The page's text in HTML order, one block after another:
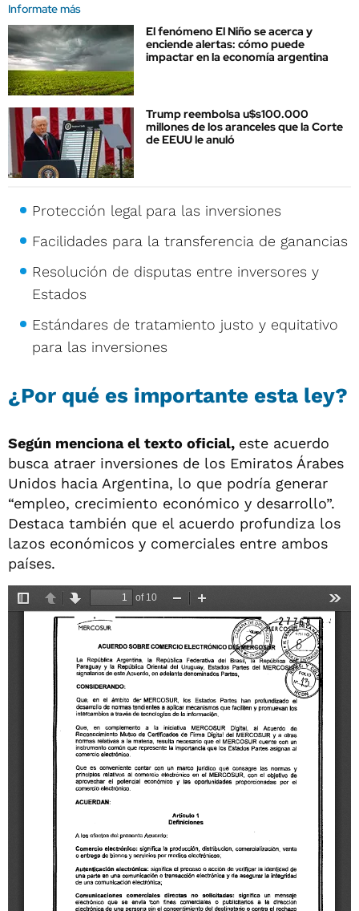
Informate más
El fenómeno El Niño se acerca y
enciende alertas: cómo puede
impactar en la economía argentina
Trump reembolsa u$s100.000
millones de los aranceles que la Corte
de EEUU le anuló
Protección legal para las inversiones
Facilidades para la transferencia de ganancias
Resolución de disputas entre inversores y
Estados
Estándares de tratamiento justo y equitativo
para las inversiones
¿Por qué es importante esta ley?
Según menciona el texto oficial, este acuerdo
busca atraer inversiones de los Emiratos Árabes
Unidos hacia Argentina, lo que podría generar
“empleo, crecimiento económico y desarrollo”.
Destaca también que el acuerdo profundiza los
lazos económicos y comerciales entre ambos
países.